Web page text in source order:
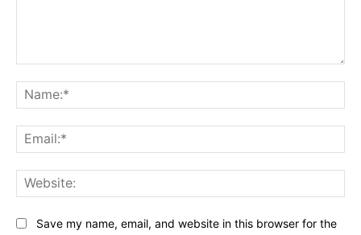
Save my name, email, and website in this browser for the